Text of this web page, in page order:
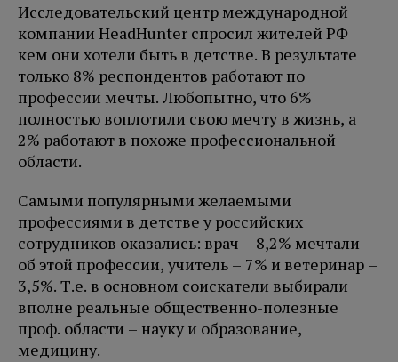
Исследовательский центр международной
компании HeadHunter спросил жителей РФ
кем они хотели быть в детстве. В результате
только 8% респондентов работают по
профессии мечты. Любопытно, что 6%
полностью воплотили свою мечту в жизнь, а
2% работают в похоже профессиональной
области.
Самыми популярными желаемыми
профессиями в детстве у российских
сотрудников оказались: врач – 8,2% мечтали
об этой профессии, учитель – 7% и ветеринар –
3,5%. Т.е. в основном соискатели выбирали
вполне реальные общественно-полезные
проф. области – науку и образование,
медицину.